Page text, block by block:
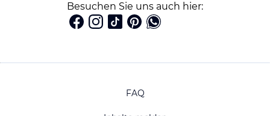
Besuchen Sie uns auch hier:
FAQ